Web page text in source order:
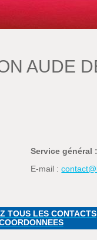
AUDE
Service général :
E-mail :
TOUS LES CONTACTS